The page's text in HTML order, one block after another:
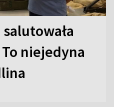
niejedyna